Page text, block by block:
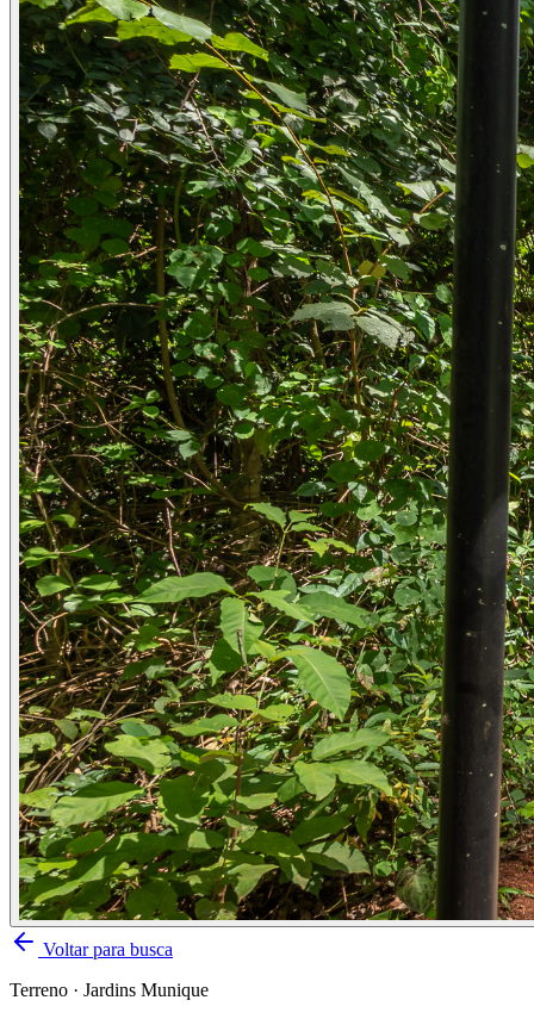
Voltar para busca
Terreno · Jardins Munique